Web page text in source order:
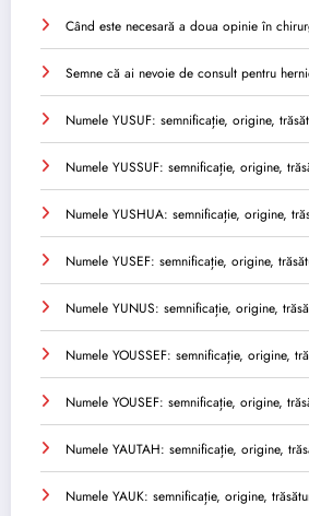
Când este necesară a doua opinie în
Semne că ai nevoie de consult pentru
Numele YUSUF: semnificație, origine,
Numele YUSSUF: semnificație, origine,
Numele YUSHUA: semnificație, origine,
Numele YUSEF: semnificație, origine,
Numele YUNUS: semnificație, origine,
Numele YOUSSEF: semnificație, origine,
Numele YOUSEF: semnificație, origine,
Numele YAUTAH: semnificație, origine,
Numele YAUK: semnificație, origine,